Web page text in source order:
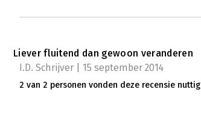
Liever fluitend dan gewoon veranderen
I.D. Schrijver | 15 september 2014
2 van 2 personen vonden deze recensie nuttig